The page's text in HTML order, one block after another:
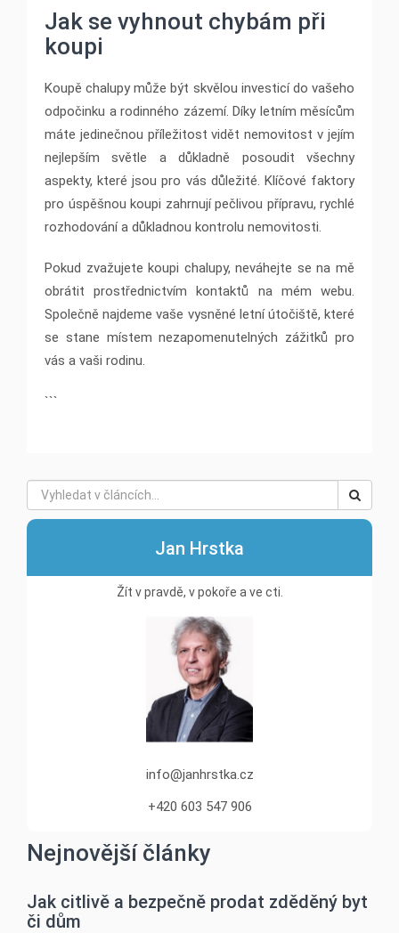
Jak se vyhnout chybám při
koupi
Koupě chalupy může být skvělou investicí do vašeho
odpočinku a rodinného zázemí. Díky letním měsícům
máte jedinečnou příležitost vidět nemovitost v jejím
nejlepším světle a důkladně posoudit všechny
aspekty, které jsou pro vás důležité. Klíčové faktory
pro úspěšnou koupi zahrnují pečlivou přípravu, rychlé
rozhodování a důkladnou kontrolu nemovitosti.
Pokud zvažujete koupi chalupy, neváhejte se na mě
obrátit prostřednictvím kontaktů na mém webu.
Společně najdeme vaše vysněné letní útočiště, které
se stane místem nezapomenutelných zážitků pro
vás a vaši rodinu.
```
Jan Hrstka
Žít v pravdě, v pokoře a ve cti.
info@janhrstka.cz
+420 603 547 906
Nejnovější články
Jak citlivě a bezpečně prodat zděděný byt
či dům